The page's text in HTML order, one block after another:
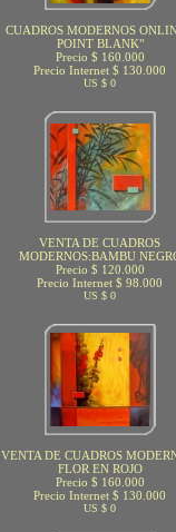
CUADROS MODERNOS
POINT BLANK"
Precio $ 160.000
Precio Internet $ 130.000
US $ 0
VENTA DE CUADROS
MODERNOS:BAMBU
Precio $ 120.000
Precio Internet $ 98.000
US $ 0
VENTA DE CUADROS
FLOR EN ROJO
Precio $ 160.000
Precio Internet $ 130.000
US $ 0